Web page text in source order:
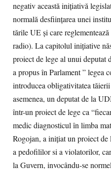
negativ această inițiativă
normală desființarea unei
tările UE și care
radio). La capitolul inițiative
proiect de lege al unui deputat
a propus în Parlament ” legea
introducea obligativitatea
asemenea, un deputat de la
într-un proiect de lege ca
medic diagnosticul în limba
Rogojan, a iniţiat un proiect
a pedofililor si a violatorilor,
la Guvern, invocându-se